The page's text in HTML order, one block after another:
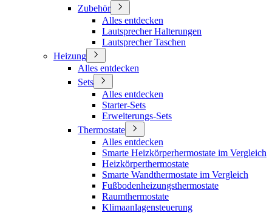
Zubehör
Alles entdecken
Lautsprecher Halterungen
Lautsprecher Taschen
Heizung
Alles entdecken
Sets
Alles entdecken
Starter-Sets
Erweiterungs-Sets
Thermostate
Alles entdecken
Smarte Heizkörperhermostate im Vergleich
Heizkörperthermostate
Smarte Wandthermostate im Vergleich
Fußbodenheizungsthermostate
Raumthermostate
Klimaanlagensteuerung